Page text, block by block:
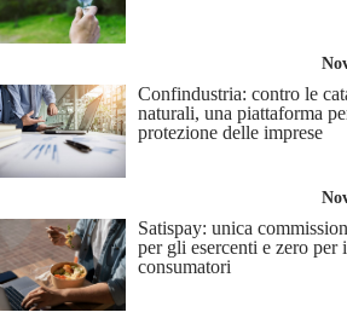
Confindustria: contro le
naturali, una piattaforma
protezione delle imprese
Satispay: unica
per gli esercenti e zero per i
consumatori